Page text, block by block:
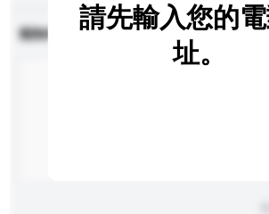
查詢內容
請先輸入您的
址。